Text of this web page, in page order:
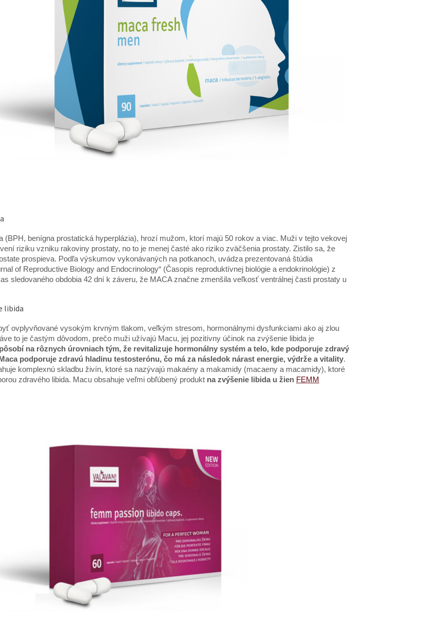
(BPH, benígna prostatická hyperplázia), hrozí mužom, ktorí majú 50 rokov a viac. Muži v tejto vekovej
riziku vzniku rakoviny prostaty, no to je menej časté ako riziko zväčšenia prostaty. Zistilo sa, že
prospieva. Podľa výskumov vykonávaných na potkanoch, uvádza prezentovaná štúdia
of Reproductive Biology and Endocrinology“ (Časopis reproduktívnej biológie a endokrinológie) z
sledovaného obdobia 42 dní k záveru, že MACA značne zmenšila veľkosť ventrálnej časti prostaty u
libida
ovplyvňované vysokým krvným tlakom, veľkým stresom, hormonálnymi dysfunkciami ako aj zlou
to je častým dôvodom, prečo muži užívajú Macu, jej pozitívny účinok na zvýšenie libida je
na rôznych úrovniach tým, že revitalizuje hormonálny systém a telo, kde podporuje zdravý
podporuje zdravú hladinu testosterónu, čo má za následok nárast energie, výdrže a vitality.
komplexnú skladbu živín, ktoré sa nazývajú makaény a makamidy (macaeny a macamidy), ktoré
zdravého libida. Macu obsahuje veľmi obľúbený produkt na zvýšenie libida u žien FEMM